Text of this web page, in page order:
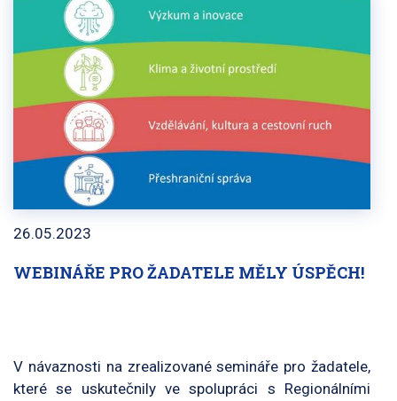
WEBINÁŘE PRO ŽADATELE MĚLY ÚSPĚCH!
26.05.2023
V návaznosti na zrealizované semináře pro žadatele,
které se uskutečnily ve spolupráci s Regionálními